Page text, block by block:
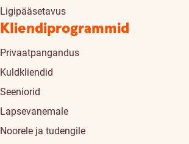
Ligipääsetavus
Kliendiprogrammid
Privaatpangandus
Kuldkliendid
Seeniorid
Lapsevanemale
Noorele ja tudengile